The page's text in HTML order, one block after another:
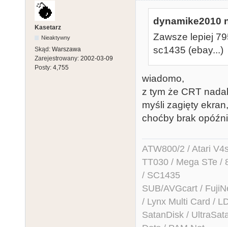
Kasetarz
Nieaktywny
Skąd: Warszawa
Zarejestrowany: 2002-03-09
Posty: 4,755
dynamike2010
Zawsze lepiej
sc1435 (ebay...)
wiadomo,
z tym że CRT
myśli zagięty
choćby brak
ATW800/2 / Atari
TT030 / Mega STe /
/ SC1435
SUB/AVGcart /
/ Lynx Multi Card /
SatanDisk /